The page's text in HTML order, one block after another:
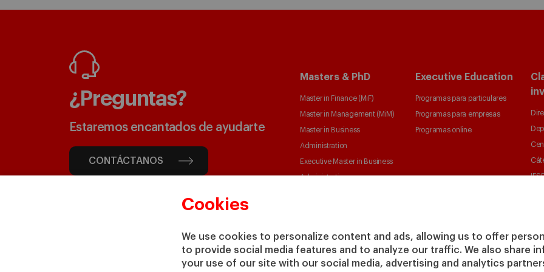
Cookies
We use cookies to personalize content and ads, allowing us to offer
to provide social media features and to analyze our traffic. We also share
your use of our site with our social media, advertising and analytics
¿Preguntas?
Estaremos encantados de ayudarte
CONTÁCTANOS
Masters & PhD
Master in Finance (MiF)
Master in Management (MiM)
Master in Business
Administration
Executive Master in Business
Administration
Master in Research in
Executive Education
Programas para particulares
Programas para empresas
Programas online